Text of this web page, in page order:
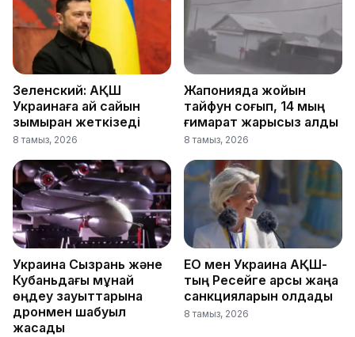
Зеленский: АҚШ
Украинаға ай сайын
зымыран жеткізеді
8 тамыз, 2026
Жапонияда жойқын
тайфун соғып, 14 мың
ғимарат жарықсыз қалды
8 тамыз, 2026
Украина Сызрань және
Кубаньдағы мұнай
өңдеу зауыттарына
дронмен шабуыл
жасады
ЕО мен Украина АҚШ-
тың Ресейге қарсы жаңа
санкцияларын қолдады
8 тамыз, 2026